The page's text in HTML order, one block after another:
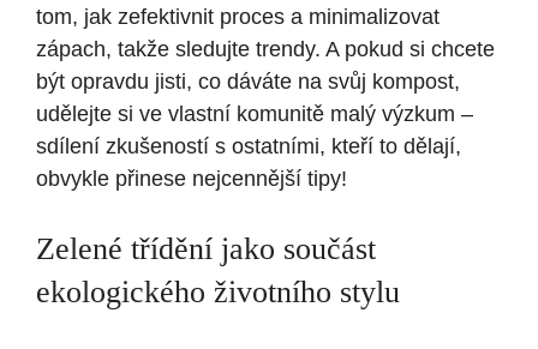
tom, jak zefektivnit proces a minimalizovat
zápach, takže sledujte trendy. A pokud si chcete
být opravdu jisti, co dáváte na svůj kompost,
udělejte si ve vlastní komunitě malý výzkum –
sdílení zkušeností s ostatními, kteří to dělají,
obvykle přinese nejcennější tipy!
Zelené třídění jako součást
ekologického životního stylu